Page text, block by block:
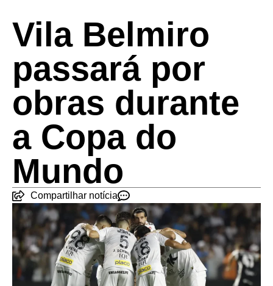
Vila Belmiro
passará por
obras durante
a Copa do
Mundo
Compartilhar notícia